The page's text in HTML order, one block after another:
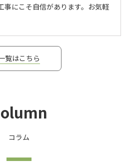
事にこそ自信があります。お気軽
覧はこちら
コラム